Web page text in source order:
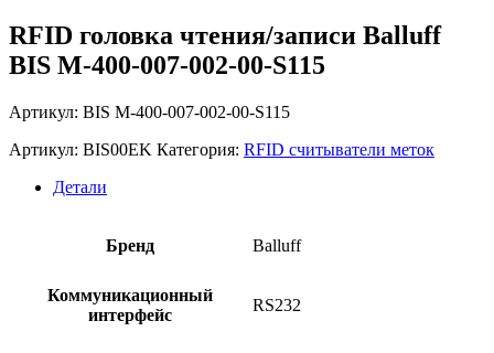
RFID головка чтения/записи Balluff
BIS M-400-007-002-00-S115
Артикул: BIS M-400-007-002-00-S115
Артикул: BIS00EK Категория: RFID считыватели меток
Детали
Бренд Balluff
Коммуникационный
интерфейс
RS232